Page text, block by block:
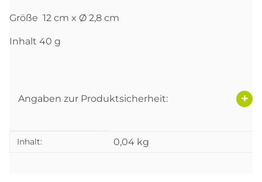
Größe 12 cm x Ø 2,8 cm
Inhalt 40 g
Angaben zur Produktsicherheit:
Produkteigenschaft
Wert
Inhalt: 0,04 kg